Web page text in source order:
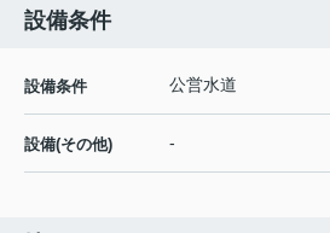
設備条件
設備条件 公営水道
設備(その他) -